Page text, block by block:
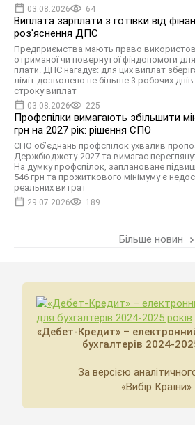
03.08.2026 64
Виплата зарплати з готівки від
роз'яснення ДПС
Предприємства мають право
отриманої чи повернутої фіндопомоги
плати. ДПС нагадує: для цих виплат
ліміт дозволено не більше 3 робочих
строку виплат
03.08.2026 225
Профспілки вимагають збільшити
грн на 2027 рік: рішення СПО
СПО об’єднань профспілок ухвалив
Держбюджету-2027 та вимагає
На думку профспілок, заплановане
546 грн та прожиткового мінімуму є
реальних витрат
29.07.2026 189
Більше новин
«Дебет-Кредит» –
бухгалтерів 2024-
За версією
«Вибір Країни»